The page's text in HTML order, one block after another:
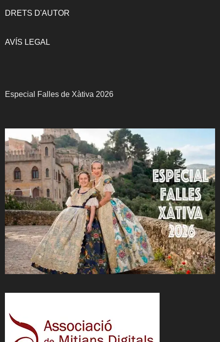
DRETS D'AUTOR
AVÍS LEGAL
Especial Falles de Xàtiva 2026